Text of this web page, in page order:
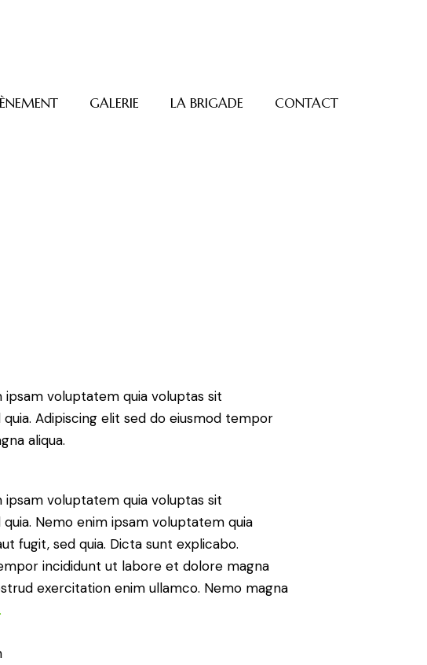
GALERIE LA BRIGADE CONTACT
voluptatem quia voluptas sit
Adipiscing elit sed do eiusmod tempor
aliqua.
voluptatem quia voluptas sit
Nemo enim ipsam voluptatem quia
fugit, sed quia. Dicta sunt explicabo.
incididunt ut labore et dolore magna
exercitation enim ullamco. Nemo magna